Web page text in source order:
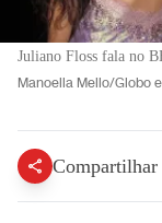
Juliano Floss fala no
Manoella Mello/Globo e
Compartilhar